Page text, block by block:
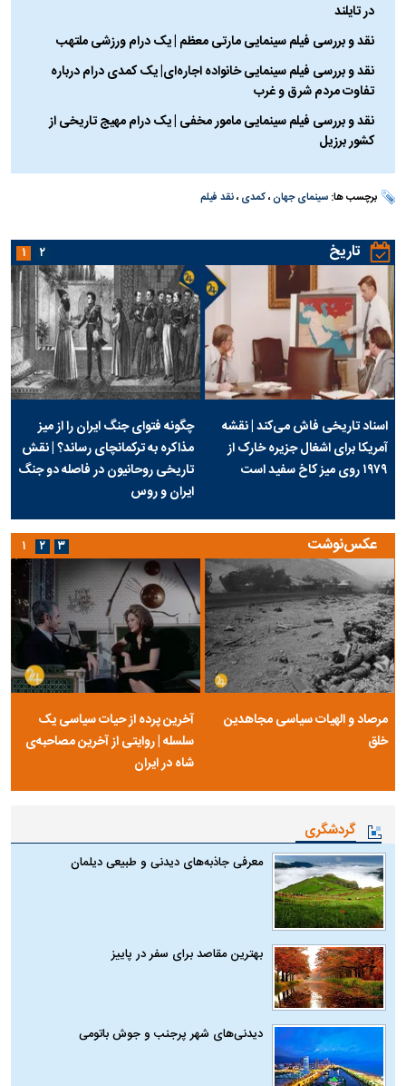
در تایلند
نقد و بررسی فیلم سینمایی مارتی معظم | یک درام ورزشی ملتهب
نقد و بررسی فیلم سینمایی خانواده اجاره‌ای| یک کمدی درام درباره
تفاوت مردم شرق و غرب
نقد و بررسی فیلم سینمایی مامور مخفی | یک درام مهیج تاریخی از
کشور برزیل
برچسب ها:سینمای جهان،کمدی ،نقد فیلم
تاریخ
اسناد تاریخی فاش می‌کند | نقشه
آمریکا برای اشغال جزیره خارک از
۱۹۷۹ روی میز کاخ سفید است
چگونه فتوای جنگ ایران را از میز
مذاکره به ترکمانچای رساند؟ | نقش
تاریخی روحانیون در فاصله دو جنگ
ایران و روس
۱ ۲
عکس‌نوشت
مرصاد و الهیات سیاسی مجاهدین
خلق
آخرین پرده از حیات سیاسی یک
سلسله | روایتی از آخرین مصاحبه‌ی
شاه در ایران
۱ ۲ ۳
گردشگری
معرفی جاذبه‌های دیدنی و طبیعی دیلمان
بهترین مقاصد برای سفر در پاییز
دیدنی‌های شهر پرجنب و جوش باتومی